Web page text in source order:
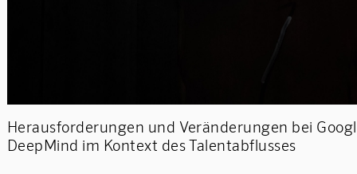
Herausforderungen und Veränderungen bei
DeepMind im Kontext des Talentabflusses